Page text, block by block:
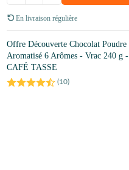
En livraison régulière
Offre Découverte Chocolat Poudre
Aromatisé 6 Arômes - Vrac 240 g -
CAFÉ TASSE
(10)